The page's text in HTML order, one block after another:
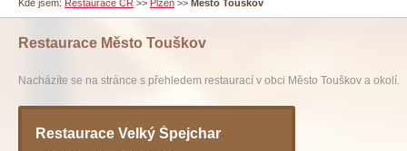
Kde jsem: Restaurace ČR >> Plzeň >> Město Touškov
Restaurace Město Touškov
Nacházíte se na stránce s přehledem restaurací v obci Město Touškov a okolí.
Restaurace Velký Špejchar